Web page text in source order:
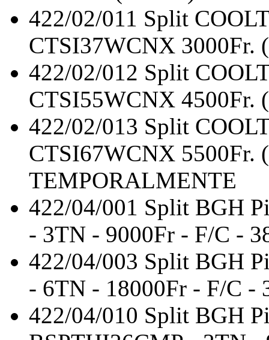
422/02/011 Split
CTSI37WCNX 3000Fr.
422/02/012 Split
CTSI55WCNX 4500Fr.
422/02/013 Split
CTSI67WCNX 5500Fr.
TEMPORALMENTE
422/04/001 Split BGH
- 3TN - 9000Fr - F/C -
422/04/003 Split BGH
- 6TN - 18000Fr - F/C -
422/04/010 Split BGH